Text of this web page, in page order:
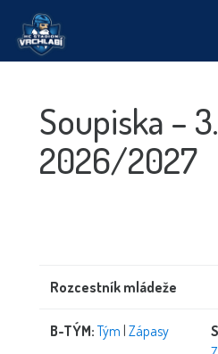
Soupiska –
2026/2027
Rozcestník mládeže
B-TÝM: Tým | Zápasy